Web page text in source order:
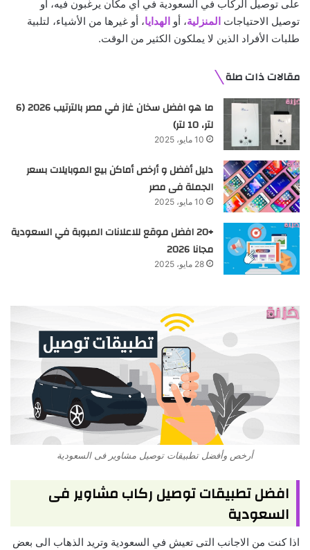
على توصيل الركاب في السعودية في أي مكان يرغبون فيه، أو
توصيل الاحتياجات المنزلية، أو الهدايا، أو غيرها من الأشياء، لتلبية
طلبات الأفراد الذين لا يملكون الكثير من الوقت.
مقالات ذات صلة
ما هو افضل سخان غاز في مصر بالترتيب 2026 (6
لتر، 10 لتر)
10 مايو، 2025
دليل أفضل و أرخص أماكن بيع الموبايلات بسعر
الجملة فى مصر
10 مايو، 2025
+20 افضل موقع للاعلانات المبوبة في السعودية
مجانا 2026
28 مايو، 2025
أرخص وأفضل تطبيقات توصيل مشاوير فى السعودية
افضل تطبيقات توصيل ركاب مشاوير فى
السعودية
اذا كنت من الاجانب التى تعيش في السعودية وتريد الذهاب الى بعض